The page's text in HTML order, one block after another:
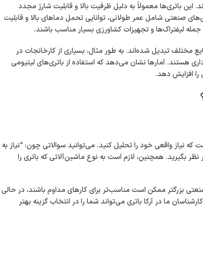
این باتری‌ها معمولاً به دلیل ظرفیت بالا و قابلیت شارژ مجدد
صنعتی شامل عمر طولانی، توانایی تحمل دماهای بالا و قابلیت
جمله لیفتراک‌ها و تجهیزات کشاورزی بسیار مناسب باشند.
مختلف تبدیل شده‌اند. به طور مثال، بسیاری از کارخانجات در
هستند. آمارها نشان می‌دهد که استفاده از باتری‌های لیتیومی
افزایش دهد.
نیاز واقعی خود را تحلیل کنید. می‌توانید سوالاتی چون: “نیاز به
نظر بگیرید. همچنین، لازم است به نوع ماشین‌آلاتی که باتری را
بزرگتر ممکن است مناسب‌تر برای کارهای مداوم باشند، در حالی
ما در آرکا باتری می‌تواند شما را در انتخاب گزینه بهتر